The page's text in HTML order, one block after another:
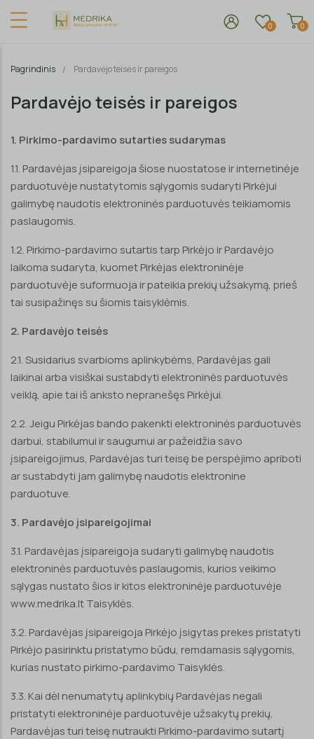
0 0
Pagrindinis Pardavėjo teisės ir pareigos
Pardavėjo teisės ir pareigos
1. Pirkimo-pardavimo sutarties sudarymas
1.1. Pardavėjas įsipareigoja šiose nuostatose ir internetinėje
parduotuvėje nustatytomis sąlygomis sudaryti Pirkėjui
galimybę naudotis elektroninės parduotuvės teikiamomis
paslaugomis.
1.2. Pirkimo-pardavimo sutartis tarp Pirkėjo ir Pardavėjo
laikoma sudaryta, kuomet Pirkėjas elektroninėje
parduotuvėje suformuoja ir pateikia prekių užsakymą, prieš
tai susipažinęs su šiomis taisyklėmis.
2. Pardavėjo teisės
2.1. Susidarius svarbioms aplinkybėms, Pardavėjas gali
laikinai arba visiškai sustabdyti elektroninės parduotuvės
veiklą, apie tai iš anksto nepranešęs Pirkėjui.
2.2. Jeigu Pirkėjas bando pakenkti elektroninės parduotuvės
darbui, stabilumui ir saugumui ar pažeidžia savo
įsipareigojimus, Pardavėjas turi teisę be perspėjimo apriboti
ar sustabdyti jam galimybę naudotis elektronine
parduotuve.
3. Pardavėjo įsipareigojimai
3.1. Pardavėjas įsipareigoja sudaryti galimybę naudotis
elektroninės parduotuvės paslaugomis, kurios veikimo
sąlygas nustato šios ir kitos elektroninėje parduotuvėje
www.medrika.lt Taisyklės.
3.2. Pardavėjas įsipareigoja Pirkėjo įsigytas prekes pristatyti
Pirkėjo pasirinktu pristatymo būdu, remdamasis sąlygomis,
kurias nustato pirkimo-pardavimo Taisyklės.
3.3. Kai dėl nenumatytų aplinkybių Pardavėjas negali
pristatyti elektroninėje parduotuvėje užsakytų prekių,
Pardavėjas turi teisę nutraukti Pirkimo-pardavimo sutartį